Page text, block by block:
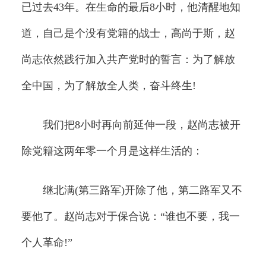
已过去43年。在生命的最后8小时，他清醒地知
道，自己是个没有党籍的战士，高尚于斯，赵
尚志依然践行加入共产党时的誓言：为了解放
全中国，为了解放全人类，奋斗终生!
我们把8小时再向前延伸一段，赵尚志被开
除党籍这两年零一个月是这样生活的：
继北满(第三路军)开除了他，第二路军又不
要他了。赵尚志对于保合说：“谁也不要，我一
个人革命!”